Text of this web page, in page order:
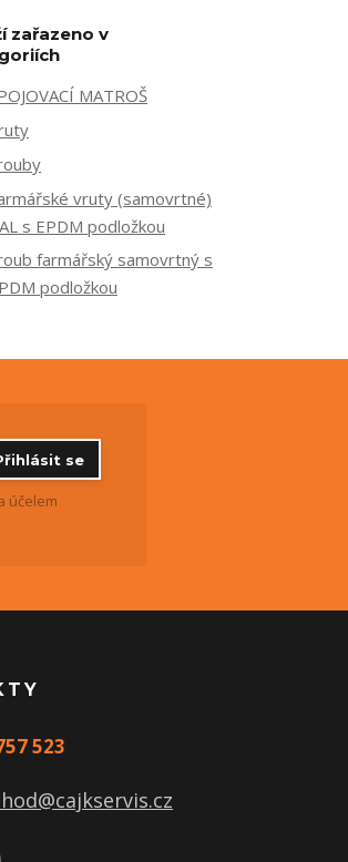
zařazeno v
MATROŠ
vruty (samovrtné)
s EPDM podložkou
farmářský samovrtný s
podložkou
se
účelem
523